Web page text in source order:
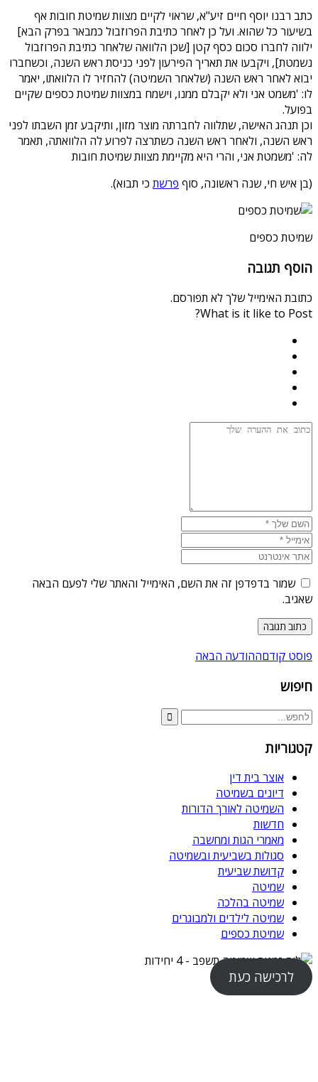
כתב רבנו יוסף חיים זיע"א, שראוי לקיים מצוות שמיטת חובות אף
בשיעור כל שהוא. ועל כן לאחר כתיבת הפרוזבול כמבאר בפרק הבא]
ילווה לחברו סכום כסף קטן [שכן הלוואה שלאחר כתיבת הפרוזבול
נשמטת], ויקבעו את תאריך הפירעון לפני כניסת ראש השנה, וכשחברו
יבוא לאחר ראש השנה (שלאחר השמיטה) להחזיר לו הלוואתו, יאמר
לו: 'משמט אני ולא יקבלם ממנו, וישמח במצוות שמיטת כספים שקיים
בפועל.
וכן תנהג האישה, שתלווה לחברתה מוצר מזון, ותיקבע זמן השבתו לפני
ראש השנה, ולאחר ראש השנה כשתרצה לפרוע לה הלוואתה, תאמר
לה: 'משמטת אני, והרי היא מקיימת מצוות שמיטת חובות
(בן איש חי, שנה ראשונה, סוף פרשת כי תבוא).
שמיטת כספים
הוסף תגובה
כתובת האימייל שלך לא תפורסם.
What is it like to Post?
שמור בדפדפן זה את השם, האימייל והאתר שלי לפעם הבאה
שאגיב.
פוסט קודםההודעה הבאה
חיפוש
קטגוריות
אוצר בית דין
דיונים בשמיטה
השמיטה לאורך הדורות
חדשות
מאמרי הגות ומחשבה
סגולות בשביעית ובשמיטה
קדושת שביעית
שמיטה
שמיטה בהלכה
שמיטה לילדים ולמבוגרים
שמיטת כספים
לרכישה כעת